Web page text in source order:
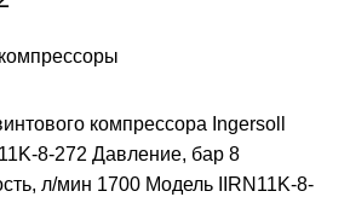
компрессора Ingersoll
8-272 Давление, бар 8
л/мин 1700 Модель IIRN11K-8-